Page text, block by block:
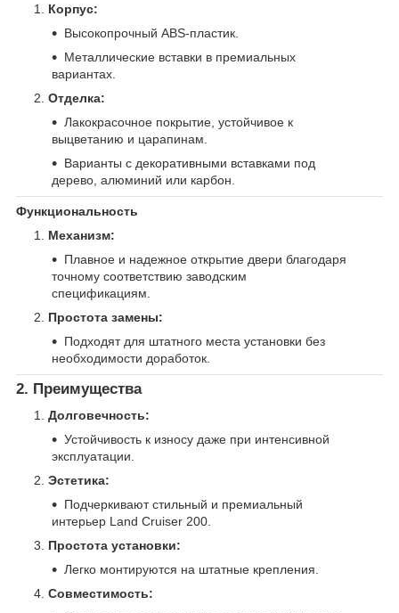
Корпус:
Высокопрочный ABS-пластик.
Металлические вставки в премиальных
вариантах.
Отделка:
Лакокрасочное покрытие, устойчивое к
выцветанию и царапинам.
Варианты с декоративными вставками под
дерево, алюминий или карбон.
Функциональность
Механизм:
Плавное и надежное открытие двери благодаря
точному соответствию заводским
спецификациям.
Простота замены:
Подходят для штатного места установки без
необходимости доработок.
2. Преимущества
Долговечность:
Устойчивость к износу даже при интенсивной
эксплуатации.
Эстетика:
Подчеркивают стильный и премиальный
интерьер Land Cruiser 200.
Простота установки:
Легко монтируются на штатные крепления.
Совместимость: